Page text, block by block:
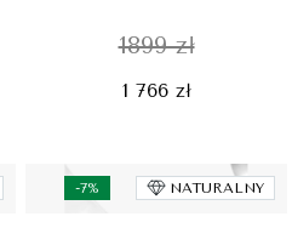
1899 zł
1 766 zł
-7% NATURALNY